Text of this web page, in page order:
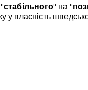
стабільного" на "
власність